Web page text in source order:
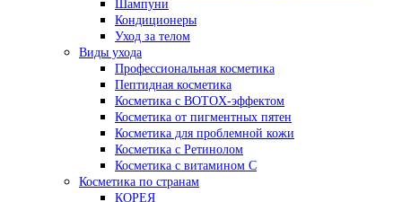
Шампуни
Кондиционеры
Уход за телом
Виды ухода
Профессиональная косметика
Пептидная косметика
Косметика с BOTOX-эффектом
Косметика от пигментных пятен
Косметика для проблемной кожи
Косметика с Ретинолом
Косметика с витамином С
Косметика по странам
КОРЕЯ